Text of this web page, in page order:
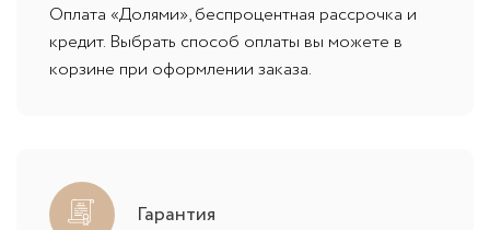
Оплата «Долями», беспроцентная рассрочка и
кредит. Выбрать способ оплаты вы можете в
корзине при оформлении заказа.
Гарантия